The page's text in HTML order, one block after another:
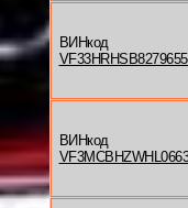
ВИНкод
ВИНкод